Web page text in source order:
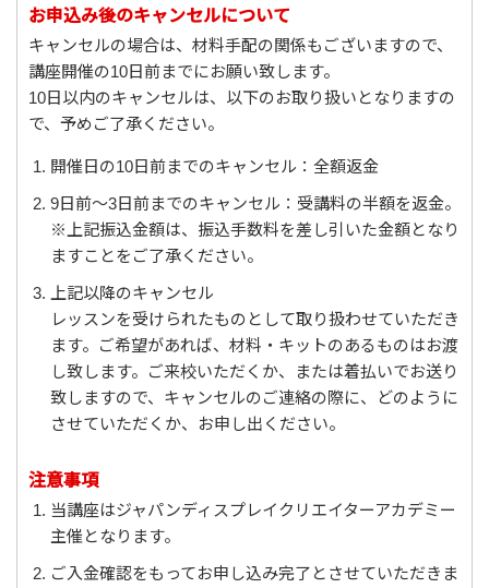
お申込み後のキャンセルについて
キャンセルの場合は、材料手配の関係もございますので、
講座開催の10日前までにお願い致します。
10日以内のキャンセルは、以下のお取り扱いとなりますの
で、予めご了承ください。
開催日の10日前までのキャンセル：全額返金
9日前～3日前までのキャンセル：受講料の半額を返金。
※上記振込金額は、振込手数料を差し引いた金額となり
ますことをご了承ください。
上記以降のキャンセル
レッスンを受けられたものとして取り扱わせていただき
ます。ご希望があれば、材料・キットのあるものはお渡
し致します。ご来校いただくか、または着払いでお送り
致しますので、キャンセルのご連絡の際に、どのように
させていただくか、お申し出ください。
注意事項
当講座はジャパンディスプレイクリエイターアカデミー
主催となります。
ご入金確認をもってお申し込み完了とさせていただきま